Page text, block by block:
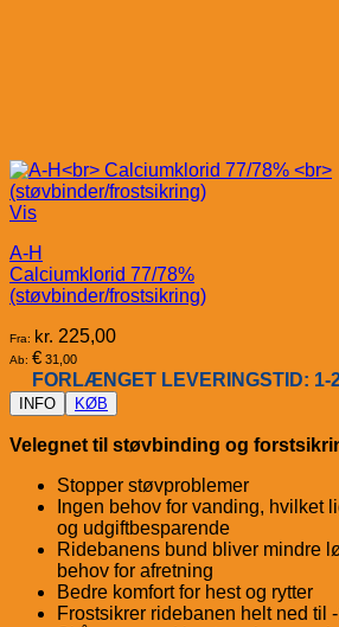
Vis
A-H
Calciumklorid 77/78%
(støvbinder/frostsikring)
Fra: kr. 225,00
Ab: € 31,00
FORLÆNGET LEVERINGSTID: 1-
INFO KØB
Velegnet til støvbinding og
Stopper støvproblemer
Ingen behov for vanding, hvilket
og udgiftbesparende
Ridebanens bund bliver mindre
behov for afretning
Bedre komfort for hest og rytter
Frostsikrer ridebanen helt ned til